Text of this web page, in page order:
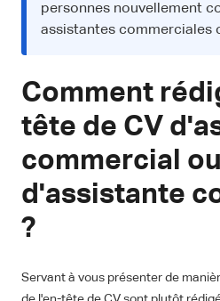
personnes nouvellement
assistantes commerciales
Comment
tête de CV
commercial ou
d'assistante
?
Servant à vous présenter de